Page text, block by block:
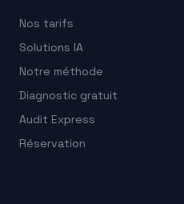
Nos tarifs
Solutions IA
Notre méthode
Diagnostic gratuit
Audit Express
Réservation